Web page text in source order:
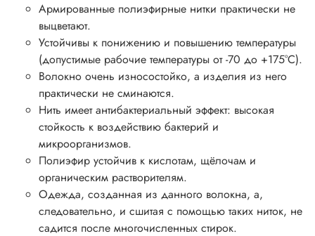
Армированные полиэфирные нитки практически не
выцветают.
Устойчивы к понижению и повышению температуры
(допустимые рабочие температуры от -70 до +175°С).
Волокно очень износостойко, а изделия из него
практически не сминаются.
Нить имеет антибактериальный эффект: высокая
стойкость к воздействию бактерий и
микроорганизмов.
Полиэфир устойчив к кислотам, щёлочам и
органическим растворителям.
Одежда, созданная из данного волокна, а,
следовательно, и сшитая с помощью таких ниток, не
садится после многочисленных стирок.